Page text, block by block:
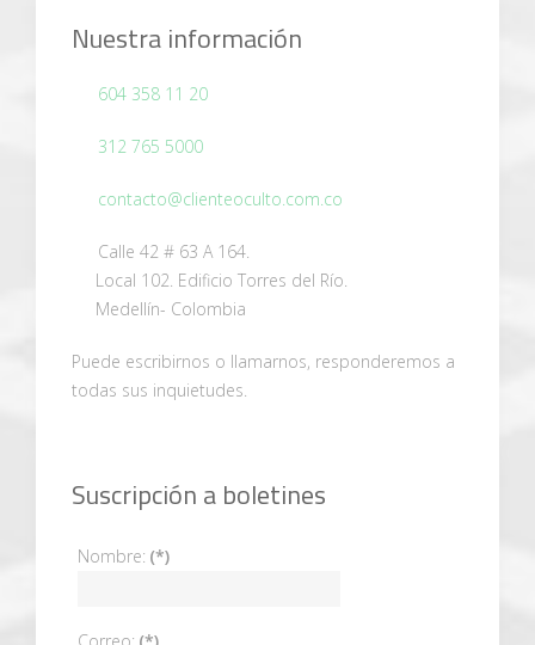
Nuestra información
604 358 11 20
312 765 5000
contacto@clienteoculto.com.co
Calle 42 # 63 A 164.
Local 102. Edificio Torres del Río.
Medellín- Colombia
Puede escribirnos o llamarnos, responderemos a
todas sus inquietudes.
Suscripción a boletines
Nombre: (*)